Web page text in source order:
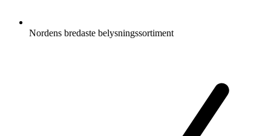
Nordens bredaste belysningssortiment